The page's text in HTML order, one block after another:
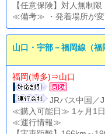
【任意保険】対人無制限
≪備考≫ ・発着場所が変
山口・宇部－福岡線（福
福岡(博多)⇒山口
JRバス中国／
≪購入可能日≫ 1ヶ月1
≪運行情報≫